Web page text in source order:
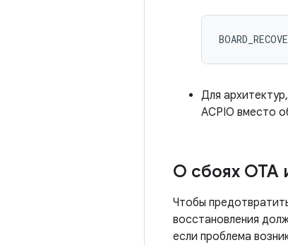
Для
ACPIO вместо
О сбоях OTA
Чтобы
восстановления
если проблема